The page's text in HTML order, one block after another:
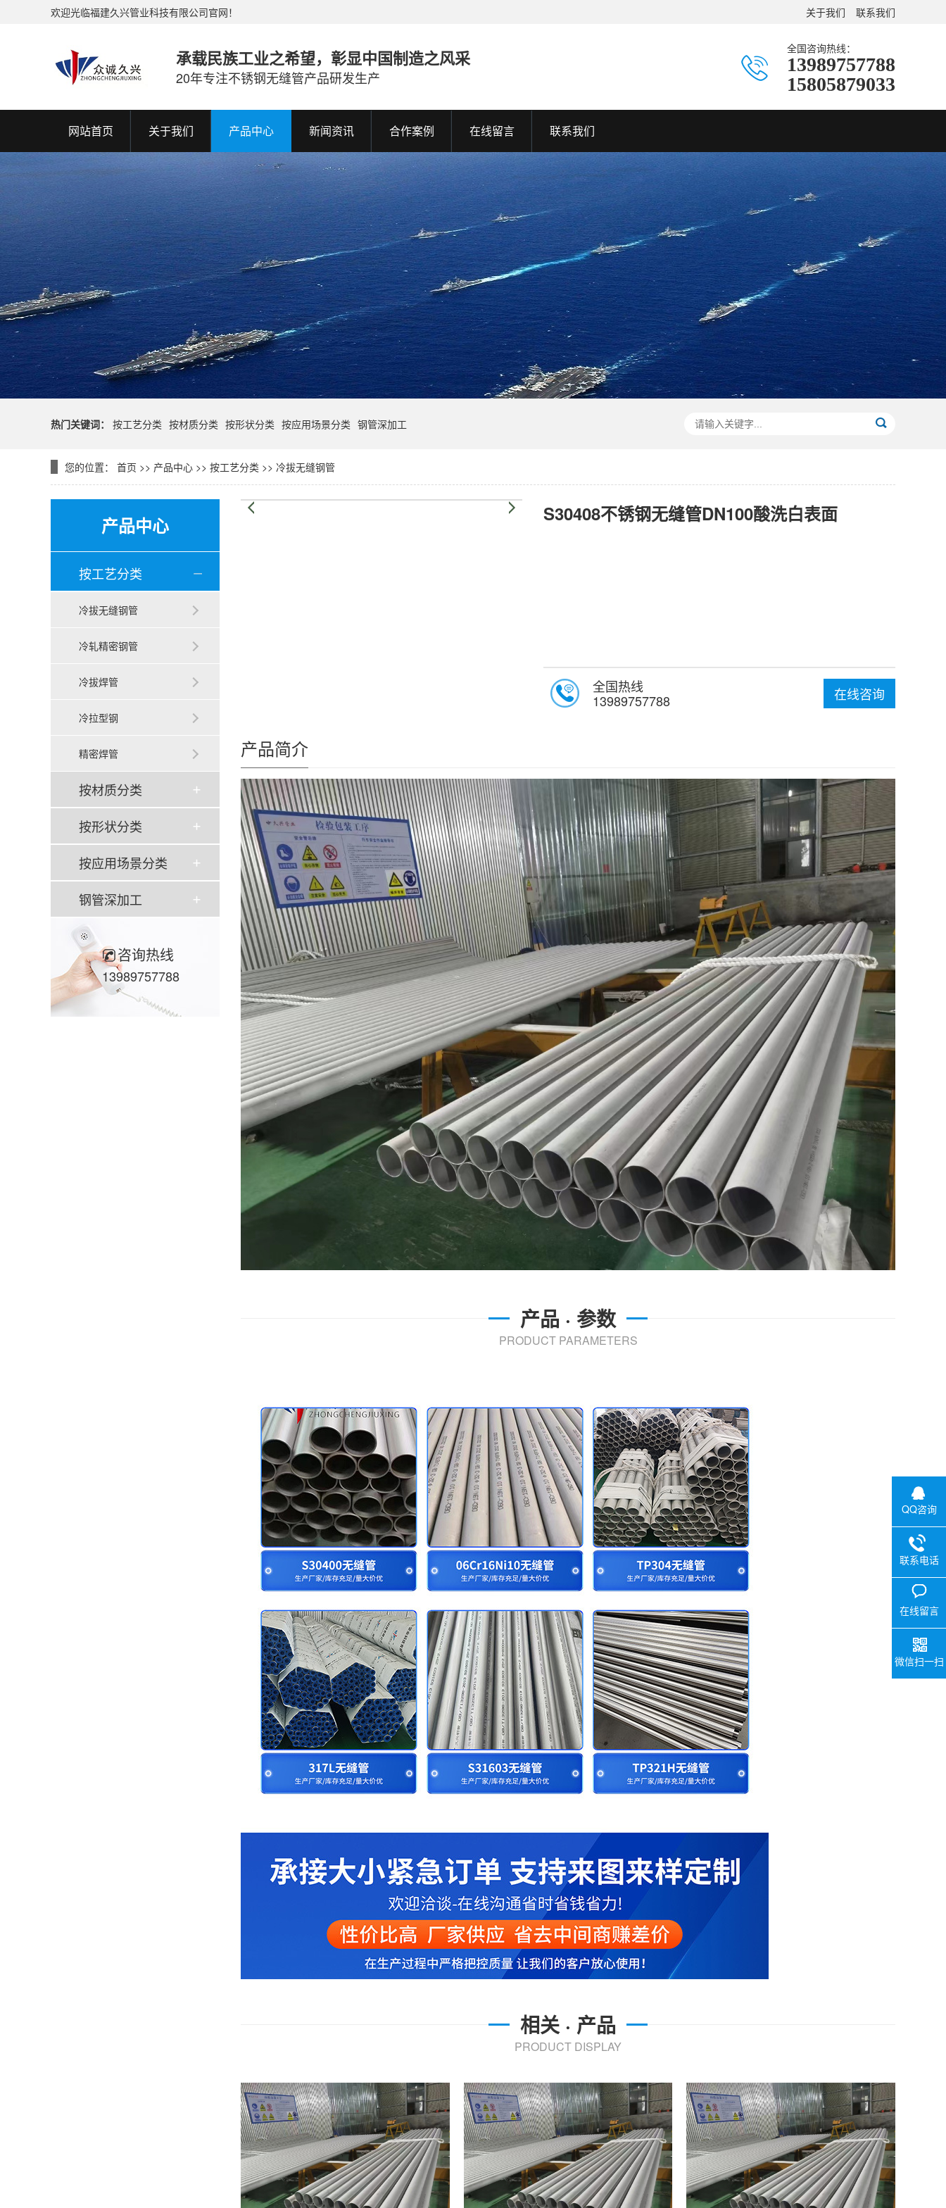
关于我们 联系我们
欢迎光临福建久兴管业科技有限公司官网！
承载民族工业之希望，彰显中国制造之风采
20年专注不锈钢无缝管产品研发生产
全国咨询热线：
13989757788
15805879033
网站首页 关于我们 产品中心 新闻资讯 合作案例 在线留言 联系我们
热门关键词： 按工艺分类 按材质分类 按形状分类 按应用场景分类 钢管深加工
您的位置： 首页 >> 产品中心 >> 按工艺分类 >> 冷拔无缝钢管
产品中心
按工艺分类
冷拔无缝钢管
冷轧精密钢管
冷拔焊管
冷拉型钢
精密焊管
按材质分类
按形状分类
按应用场景分类
钢管深加工
咨询热线
13989757788
S30408不锈钢无缝管DN100酸洗白表面
在线咨询
全国热线
13989757788
产品简介
产品 · 参数
PRODUCT PARAMETERS
相关 · 产品
PRODUCT DISPLAY
QQ咨询
联系电话
在线留言
微信扫一扫